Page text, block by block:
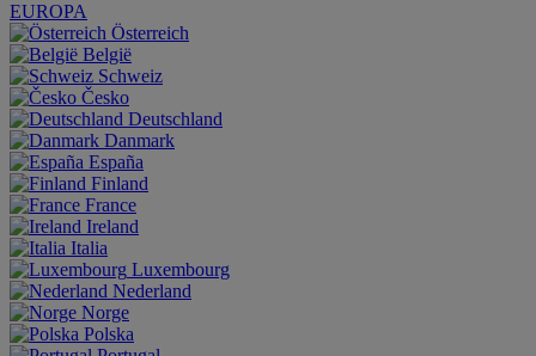
EUROPA
Österreich
België
Schweiz
Česko
Deutschland
Danmark
España
Finland
France
Ireland
Italia
Luxembourg
Nederland
Norge
Polska